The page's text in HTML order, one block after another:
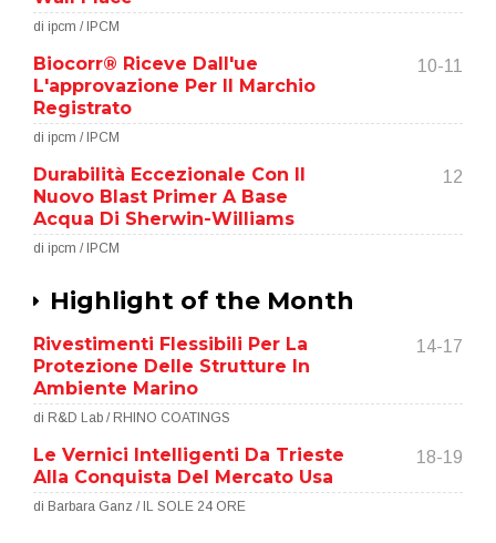
di ipcm / IPCM
Biocorr® Riceve Dall'ue
L'approvazione Per Il Marchio
Registrato
10-11
di ipcm / IPCM
Durabilità Eccezionale Con Il
Nuovo Blast Primer A Base
Acqua Di Sherwin-Williams
12
di ipcm / IPCM
Highlight of the Month
Rivestimenti Flessibili Per La
Protezione Delle Strutture In
Ambiente Marino
14-17
di R&D Lab / RHINO COATINGS
Le Vernici Intelligenti Da Trieste
Alla Conquista Del Mercato Usa
18-19
di Barbara Ganz / IL SOLE 24 ORE